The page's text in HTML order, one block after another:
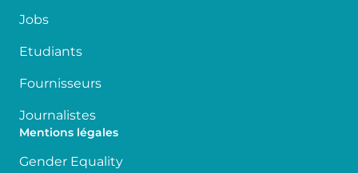
Jobs
Etudiants
Fournisseurs
Journalistes
Mentions légales
Gender Equality